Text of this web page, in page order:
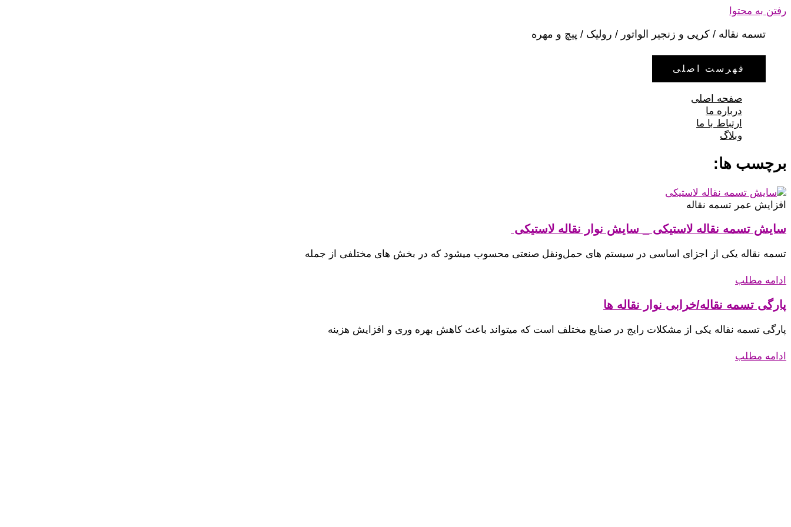
رفتن به محتوا
تسمه نقاله / کرپی و زنجیر الواتور / رولیک / پیچ و مهره
فهرست اصلی
صفحه اصلی
درباره ما
ارتباط با ما
وبلاگ
برچسب ها:
افزایش عمر تسمه نقاله
سایش تسمه نقاله لاستیکی _ سایش نوار نقاله لاستیکی
تسمه نقاله یکی از اجزای اساسی در سیستم‌ های حمل‌ونقل صنعتی محسوب میشود که در بخش‌ های مختلفی از جمله
ادامه مطلب
پارگی تسمه نقاله/خرابی نوار نقاله ها
پارگی تسمه نقاله یکی از مشکلات رایج در صنایع مختلف است که میتواند باعث کاهش بهره‌ وری و افزایش هزینه‌
ادامه مطلب